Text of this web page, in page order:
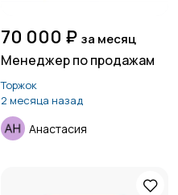
70 000 ₽ за месяц
Менеджер по продажам
Торжок
2 месяца назад
Анастасия